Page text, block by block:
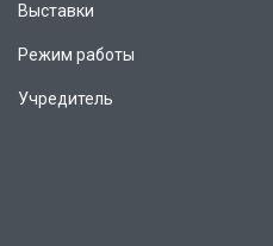
Выставки
Режим работы
Учредитель